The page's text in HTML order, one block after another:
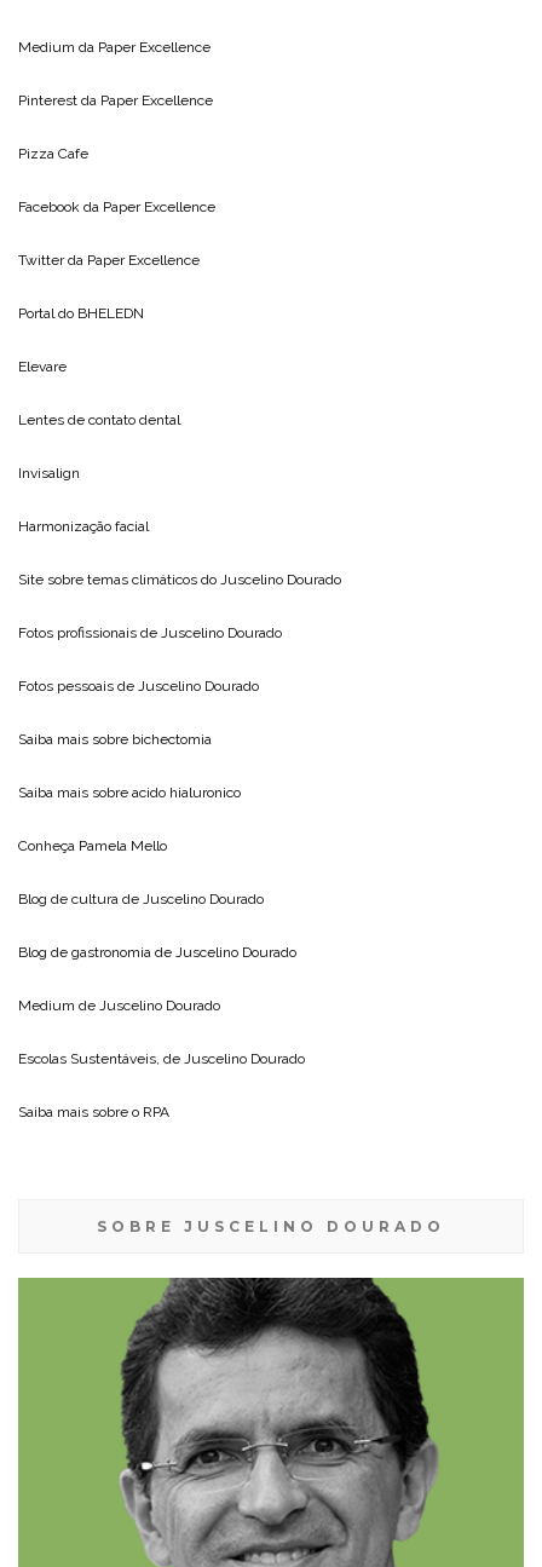
Medium da Paper Excellence
Pinterest da Paper Excellence
Pizza Cafe
Facebook da Paper Excellence
Twitter da Paper Excellence
Portal do BHELEDN
Elevare
Lentes de contato dental
Invisalign
Harmonização facial
Site sobre temas climáticos do Juscelino Dourado
Fotos profissionais de Juscelino Dourado
Fotos pessoais de Juscelino Dourado
Saiba mais sobre bichectomia
Saiba mais sobre acido hialuronico
Conheça Pamela Mello
Blog de cultura de Juscelino Dourado
Blog de gastronomia de Juscelino Dourado
Medium de Juscelino Dourado
Escolas Sustentáveis, de Juscelino Dourado
Saiba mais sobre o RPA
SOBRE JUSCELINO DOURADO